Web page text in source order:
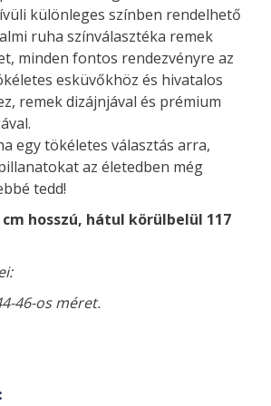
különleges színben rendelhető
ruha színválasztéka remek
minden fontos rendezvényre az
esküvőkhöz és hivatalos
remek dizájnjával és prémium
egy tökéletes választás arra,
az életedben még
tedd!
hosszú, hátul körülbelül 117
46-os méret.